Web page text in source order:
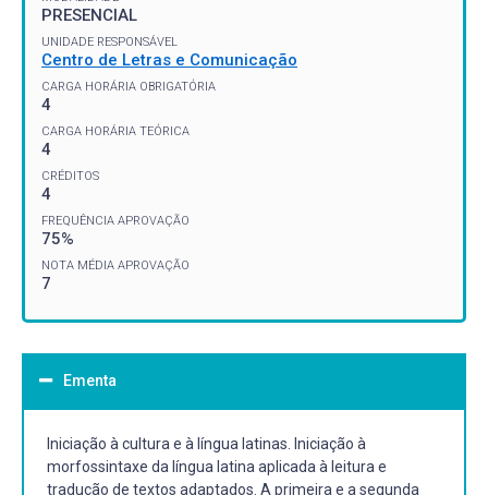
PRESENCIAL
UNIDADE RESPONSÁVEL
Centro de Letras e Comunicação
CARGA HORÁRIA OBRIGATÓRIA
4
CARGA HORÁRIA TEÓRICA
4
CRÉDITOS
4
FREQUÊNCIA APROVAÇÃO
75%
NOTA MÉDIA APROVAÇÃO
7
Ementa
Iniciação à cultura e à língua latinas. Iniciação à
morfossintaxe da língua latina aplicada à leitura e
tradução de textos adaptados. A primeira e a segunda